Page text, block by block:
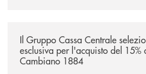
Il Gruppo Cassa Centrale
esclusiva per l'acquisto del 15%
Cambiano 1884